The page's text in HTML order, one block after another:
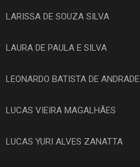
LARISSA DE SOUZA SILVA
LAURA DE PAULA E SILVA
LEONARDO BATISTA DE ANDRADE
LUCAS VIEIRA MAGALHÃES
LUCAS YURI ALVES ZANATTA